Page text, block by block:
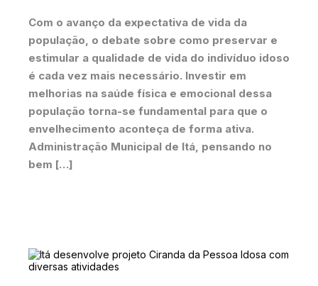
Com o avanço da expectativa de vida da
população, o debate sobre como preservar e
estimular a qualidade de vida do indivíduo idoso
é cada vez mais necessário. Investir em
melhorias na saúde física e emocional dessa
população torna-se fundamental para que o
envelhecimento aconteça de forma ativa.
Administração Municipal de Itá, pensando no
bem […]